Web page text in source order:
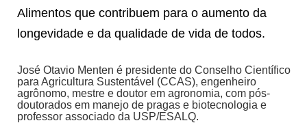
Alimentos que contribuem para o aumento da
longevidade e da qualidade de vida de todos.
José Otavio Menten é presidente do Conselho Científico
para Agricultura Sustentável (CCAS), engenheiro
agrônomo, mestre e doutor em agronomia, com pós-
doutorados em manejo de pragas e biotecnologia e
professor associado da USP/ESALQ.